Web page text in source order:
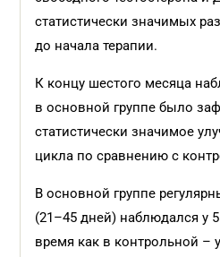
статистически значимых
до начала терапии.
К концу шестого месяца
в основной группе было
статистически значимое
цикла по сравнению с
В основной группе
(21–45 дней) наблюдался у
время как в контрольной –